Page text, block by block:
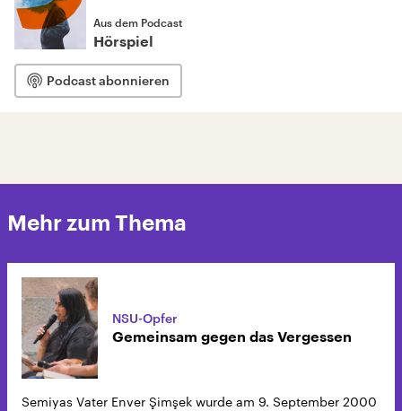
Aus dem Podcast
Hörspiel
Podcast abonnieren
Mehr zum Thema
NSU-Opfer
Gemeinsam gegen das Vergessen
Semiyas Vater Enver Şimşek wurde am 9. September 2000